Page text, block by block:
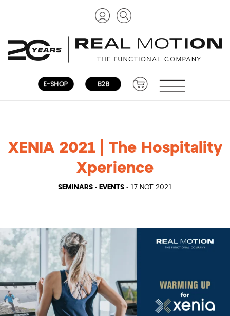
XENIA 2021 | The Hospitality
Xperience
SEMINARS - EVENTS - 17 ΝΟΈ 2021